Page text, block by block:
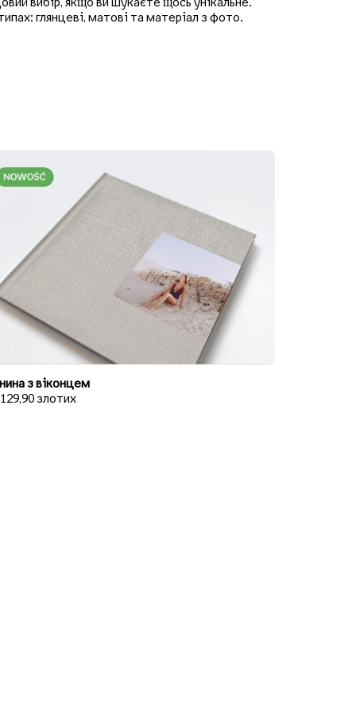
глянцеві, матові та матеріал з фото.
з віконцем
злотих